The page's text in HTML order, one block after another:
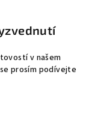
v našem
prosím podívejte